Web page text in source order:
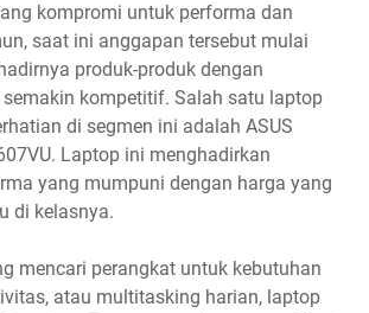
kompromi untuk performa dan
saat ini anggapan tersebut mulai
produk-produk dengan
kompetitif. Salah satu laptop
di segmen ini adalah ASUS
Laptop ini menghadirkan
yang mumpuni dengan harga yang
di kelasnya.
mencari perangkat untuk kebutuhan
atau multitasking harian, laptop